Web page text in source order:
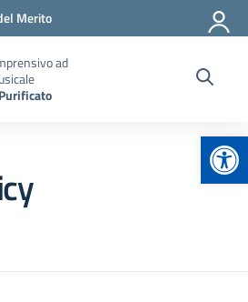
Merito
ad